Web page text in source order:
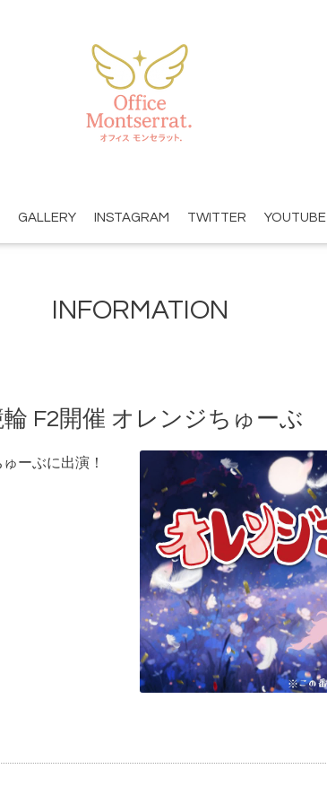
GALLERY INSTAGRAM TWITTER YOUTUBE
INFORMATION
F2開催 オレンジちゅーぶ
ーぶに出演！